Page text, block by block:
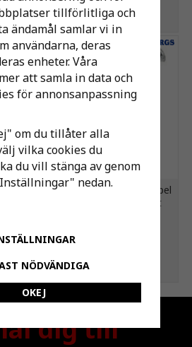
KÖP
Spikklammer, Svart,För kabel
8-12 mm, 30 mm, 100st
dig till
tillförlitliga och
ändamål samlar vi in
användarna, deras
enheter. Våra
att samla in data och
för annonsanpassning
om du tillåter alla
vilka cookies du
du vill stänga av genom
nedan.
NÖDVÄNDIGA
OKEJ